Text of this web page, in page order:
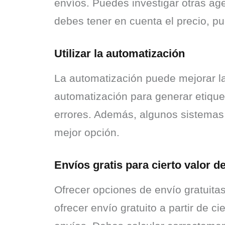
envíos. Puedes investigar otras
debes tener en cuenta el precio,
Utilizar la automatización
La automatización puede mejorar
automatización para generar
errores. Además, algunos
mejor opción.
Envíos gratis para cierto valor
Ofrecer opciones de envío
ofrecer envío gratuito a partir de